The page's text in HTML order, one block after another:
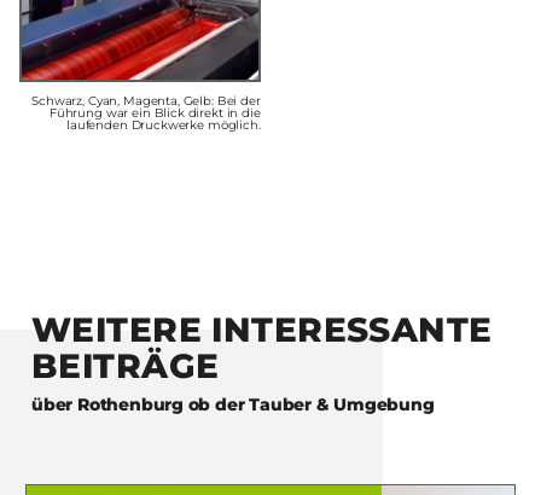
Schwarz, Cyan, Magenta, Gelb: Bei der
Führung war ein Blick direkt in die
laufenden Druckwerke möglich.
WEITERE INTERESSANTE
BEITRÄGE
über Rothenburg ob der Tauber & Umgebung